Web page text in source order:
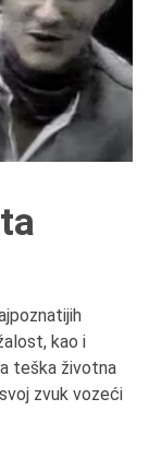
kao i
teška životna
zvuk vozeći